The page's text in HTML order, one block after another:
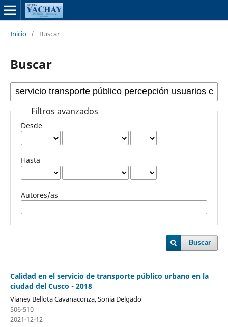
Inicio / Buscar
Buscar
Filtros avanzados
Desde
Hasta
Autores/as
Buscar
Calidad en el servicio de transporte público urbano en la
ciudad del Cusco - 2018
Vianey Bellota Cavanaconza, Sonia Delgado
506-510
2021-12-12